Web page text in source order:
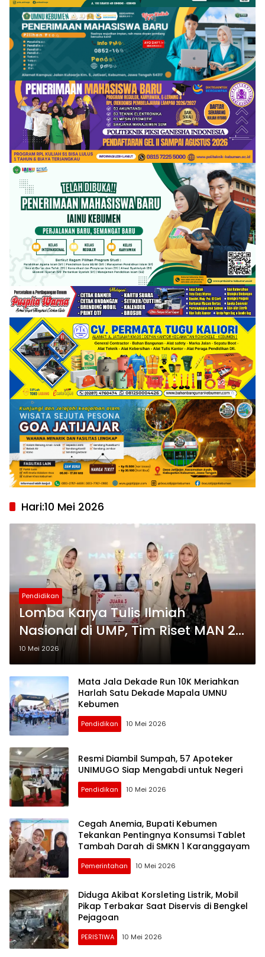
Hari:10 Mei 2026
Pendidikan
Lomba Karya Tulis Ilmiah
Nasional di UMP, Tim Riset MAN 2
Kebumen Raih Juara 3
10 Mei 2026
Mata Jala Dekade Run 10K Meriahkan
Harlah Satu Dekade Mapala UMNU
Kebumen
Pendidikan 10 Mei 2026
Resmi Diambil Sumpah, 57 Apoteker
UNIMUGO Siap Mengabdi untuk Negeri
Pendidikan 10 Mei 2026
Cegah Anemia, Bupati Kebumen
Tekankan Pentingnya Konsumsi Tablet
Tambah Darah di SMKN 1 Karanggayam
Pemerintahan 10 Mei 2026
Diduga Akibat Korsleting Listrik, Mobil
Pikap Terbakar Saat Diservis di Bengkel
Pejagoan
PERISTIWA 10 Mei 2026